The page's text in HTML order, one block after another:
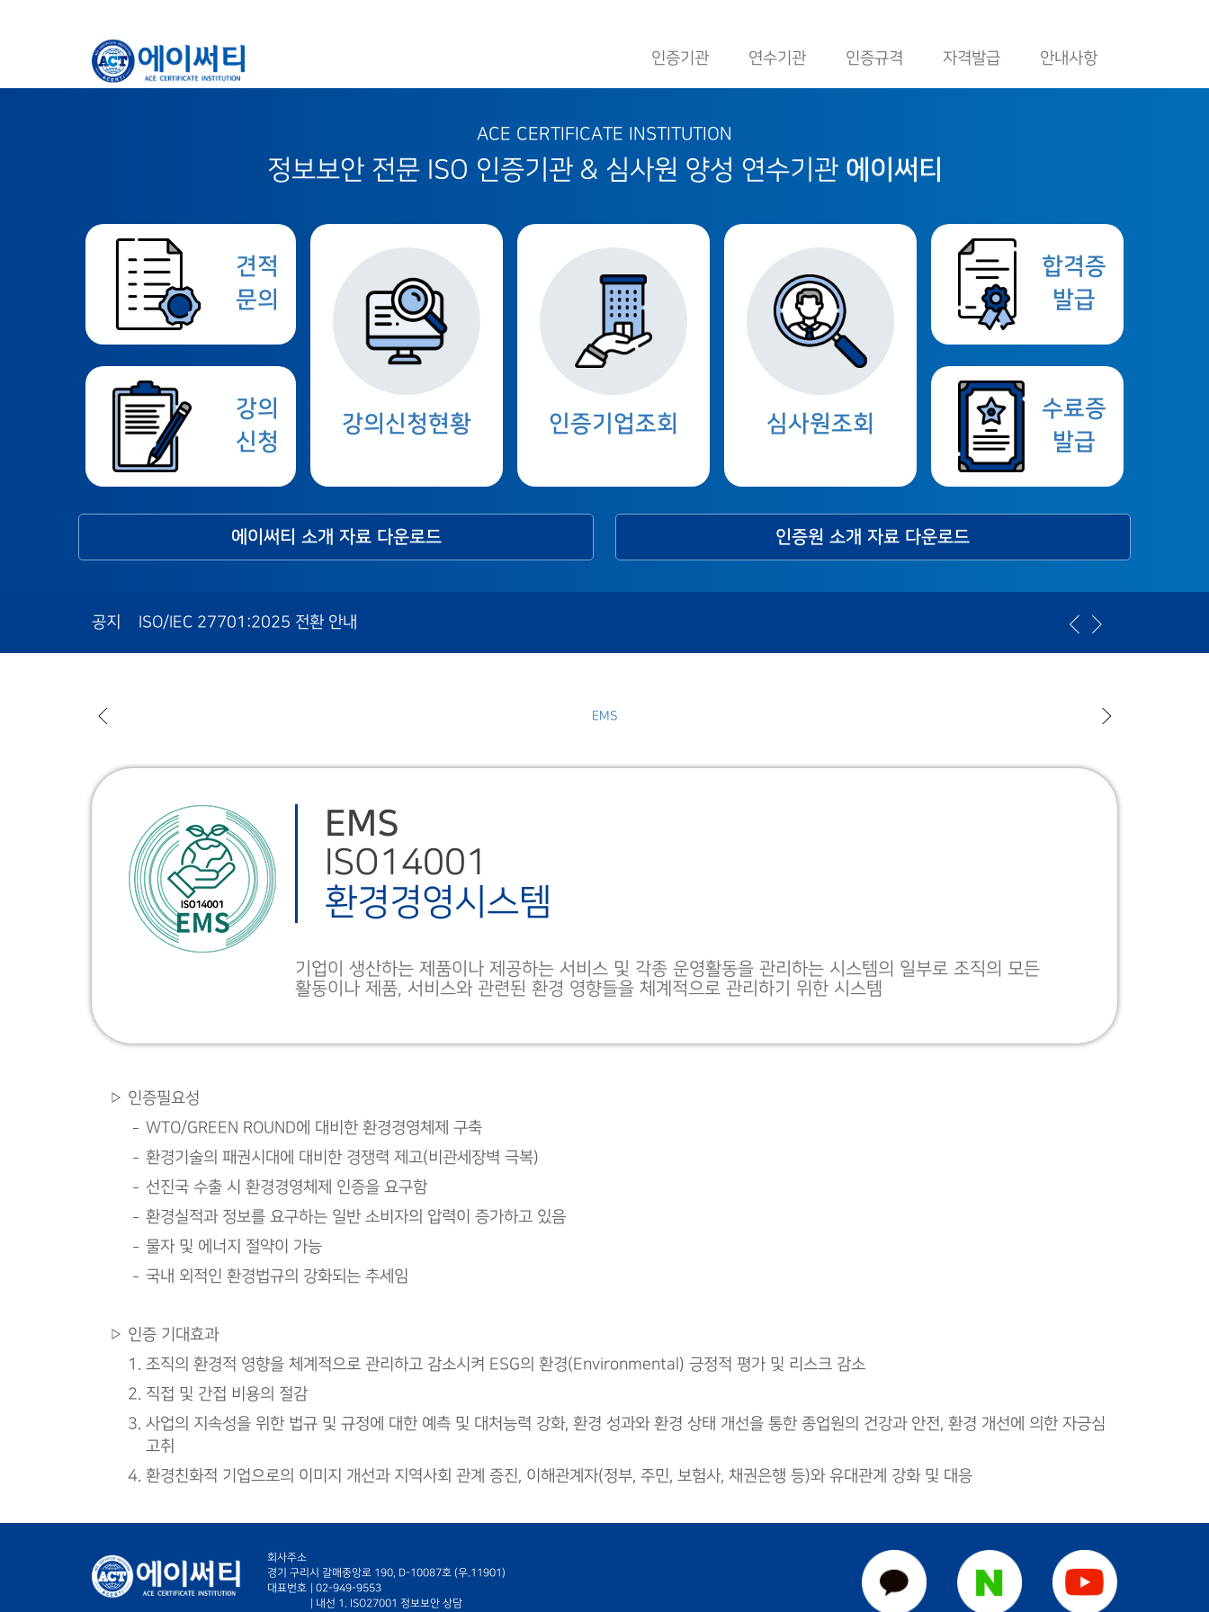
인증기관 연수기관 인증규격 자격발급 안내사항
ACE CERTIFICATE INSTITUTION
정보보안 전문 ISO 인증기관 & 심사원 양성 연수기관 에이써티
강의신청현황 인증기업조회 심사원조회
합격증
발급
수료증
발급
견적
문의
강의
신청
에이써티 소개 자료 다운로드 인증원 소개 자료 다운로드
공지 ISO/IEC 27701:2025 전환 안내 [2026년] ISO 연간 교
EMS
EMS
ISO14001
환경경영시스템
기업이 생산하는 제품이나 제공하는 서비스 및 각종 운영활동을 관리하는 시스템의 일부로 조직의 모든
활동이나 제품, 서비스와 관련된 환경 영향들을 체계적으로 관리하기 위한 시스템
인증필요성
WTO/GREEN ROUND에 대비한 환경경영체제 구축
환경기술의 패권시대에 대비한 경쟁력 제고(비관세장벽 극복)
선진국 수출 시 환경경영체제 인증을 요구함
환경실적과 정보를 요구하는 일반 소비자의 압력이 증가하고 있음
물자 및 에너지 절약이 가능
국내 외적인 환경법규의 강화되는 추세임
인증 기대효과
조직의 환경적 영향을 체계적으로 관리하고 감소시켜 ESG의 환경(Environmental) 긍정적 평가 및 리스크 감소
직접 및 간접 비용의 절감
사업의 지속성을 위한 법규 및 규정에 대한 예측 및 대처능력 강화, 환경 성과와 환경 상태 개선을 통한 종업원의 건강과 안전, 환경 개선에 의한 자긍심
고취
환경친화적 기업으로의 이미지 개선과 지역사회 관계 증진, 이해관계자(정부, 주민, 보험사, 채권은행 등)와 유대관계 강화 및 대응
회사주소
경기 구리시 갈매중앙로 190, D-10087호 (우.11901)
대표번호
02-949-9553
| 내선 1. ISO27001 정보보안 상담